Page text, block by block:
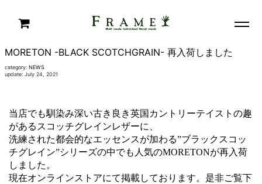
MORETON -BLACK SCOTCHGRAIN- 再入荷しました
category: NEWS
update: July 24, 2021
当店でも馴染み深い古き良き英国カントリーテイストの趣
があるスコッチグレインレザーに、
洗練された都会的なエッセンスが加わる”ブラックスコッ
チグレイン”シリーズの中でも人気のMORETONが再入荷
しました。
現在オンラインストアにて掲載しております。是非ご覧下